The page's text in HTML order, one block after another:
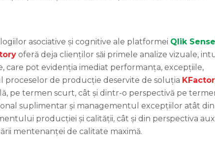
asociative și cognitive ale platformei Qlik
oferă deja clienților săi primele analize vizuale,
care pot evidenția imediat performanța, excepțiile,
de producție deservite de soluția
pe termen scurt, cât și dintr-o perspectivă pe
suplimentar și managementul excepțiilor atât din
producției și calității, cât și din perspectiva
mentenanței de calitate maximă.